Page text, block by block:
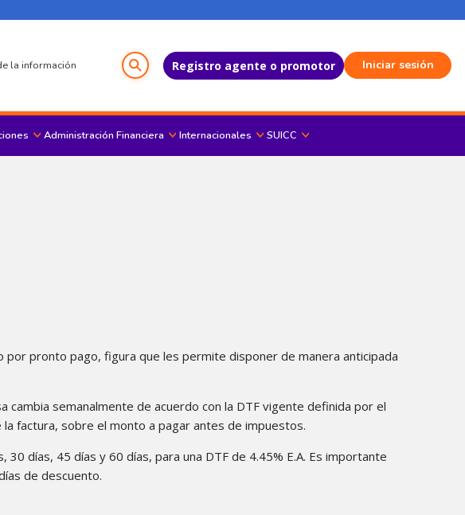
la información Registro agente o promotor Iniciar sesión
Administración Financiera Internacionales SUICC
por pronto pago, figura que les permite disponer de manera anticipada
cambia semanalmente de acuerdo con la DTF vigente definida por el
factura, sobre el monto a pagar antes de impuestos.
días, 45 días y 60 días, para una DTF de 4.45% E.A. Es importante
de descuento.